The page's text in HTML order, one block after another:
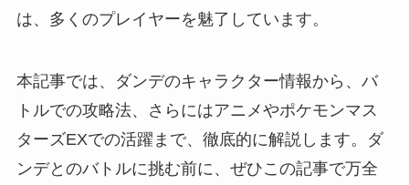
は、多くのプレイヤーを魅了しています。
本記事では、ダンデのキャラクター情報から、バ
トルでの攻略法、さらにはアニメやポケモンマス
ターズEXでの活躍まで、徹底的に解説します。ダ
ンデとのバトルに挑む前に、ぜひこの記事で万全